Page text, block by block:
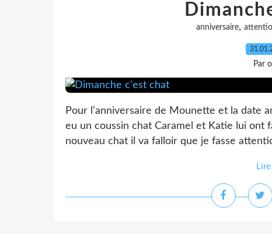
anniversaire,
Par
Pour l'anniversaire de Mounette et la date
eu un coussin chat Caramel et Katie lui ont
nouveau chat il va falloir que je fasse